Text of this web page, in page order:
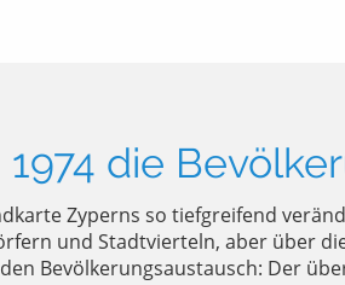
die
Zyperns so tiefgreifend
und Stadtvierteln, aber über
Bevölkerungsaustausch: Der